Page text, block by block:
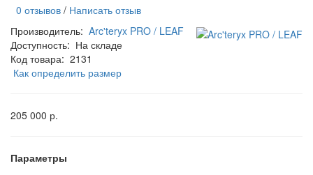
0 отзывов / Написать отзыв
Производитель: Arc'teryx PRO / LEAF
Доступность: На складе
Код товара: 2131
Как определить размер
205 000 р.
Параметры